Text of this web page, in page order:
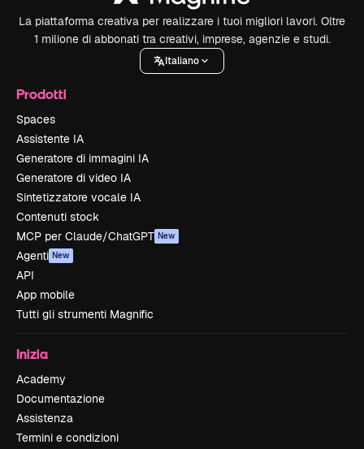
La piattaforma creativa per realizzare i tuoi migliori lavori. Oltre
1 milione di abbonati tra creativi, imprese, agenzie e studi.
Italiano
Prodotti
Spaces
Assistente IA
Generatore di immagini IA
Generatore di video IA
Sintetizzatore vocale IA
Contenuti stock
MCP per Claude/ChatGPT New
Agenti New
API
App mobile
Tutti gli strumenti Magnific
Inizia
Academy
Documentazione
Assistenza
Termini e condizioni